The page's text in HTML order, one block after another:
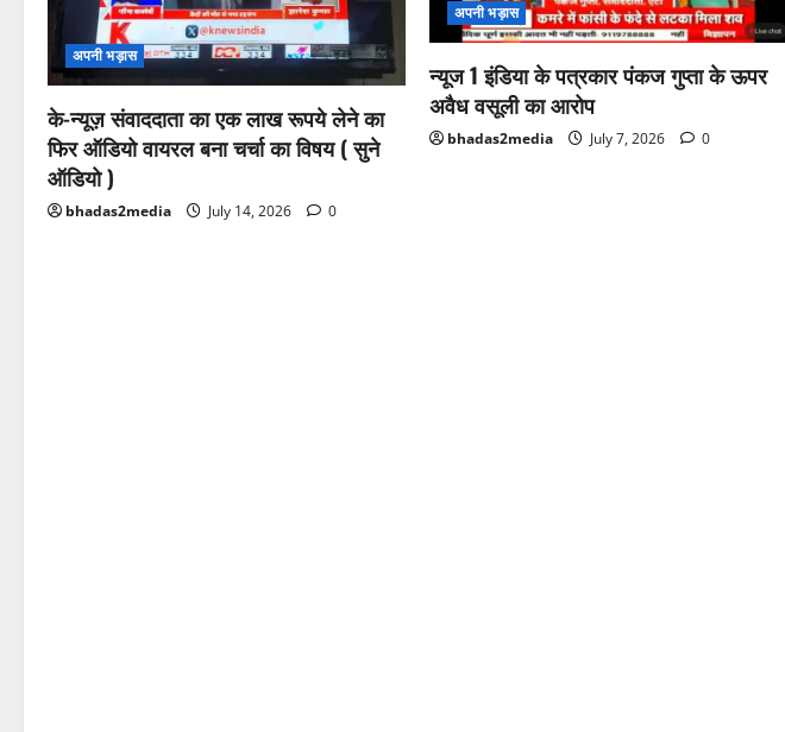
अपनी भड़ास
के-न्यूज़ संवाददाता का एक लाख रूपये लेने का
फिर ऑडियो वायरल बना चर्चा का विषय ( सुने
ऑडियो )
bhadas2media July 14, 2026 0
अपनी भड़ास
न्यूज 1 इंडिया के पत्रकार पंकज गुप्ता के ऊपर
अवैध वसूली का आरोप
bhadas2media July 7, 2026 0